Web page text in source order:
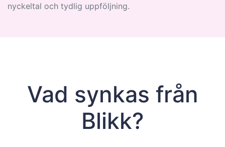
nyckeltal och tydlig uppföljning.
Vad synkas från
Blikk?